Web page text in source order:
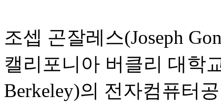
조셉 곤잘레스(Joseph
캘리포니아 버클리 대학
Berkeley)의 전자컴퓨터